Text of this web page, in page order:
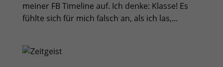
meiner FB Timeline auf. Ich denke: Klasse! Es
fühlte sich für mich falsch an, als ich las,...